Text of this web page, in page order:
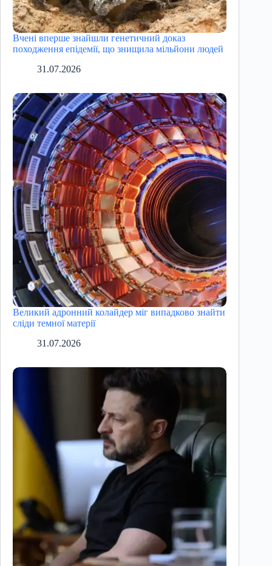
Вчені вперше знайшли генетичний доказ
походження епідемії, що знищила мільйони людей
31.07.2026
Великий адронний колайдер міг випадково знайти
сліди темної матерії
31.07.2026